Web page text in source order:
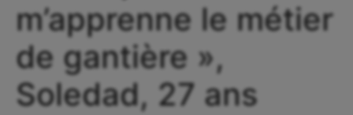
m’apprenne le métier
de gantière »,
Soledad, 27 ans